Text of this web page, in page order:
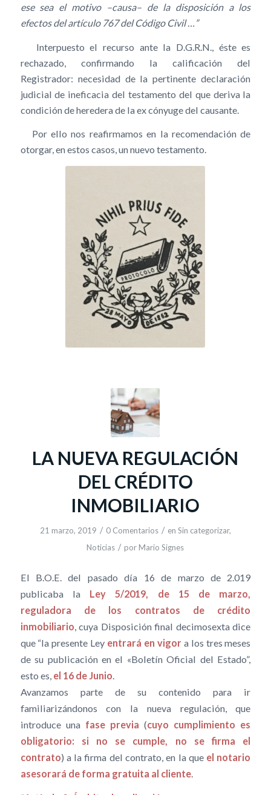
ese sea el motivo –causa– de la disposición a los
efectos del artículo 767 del Código Civil …”
Interpuesto el recurso ante la D.G.R.N., éste es
rechazado, confirmando la calificación del
Registrador: necesidad de la pertinente declaración
judicial de ineficacia del testamento del que deriva la
condición de heredera de la ex cónyuge del causante.
Por ello nos reafirmamos en la recomendación de
otorgar, en estos casos, un nuevo testamento.
LA NUEVA REGULACIÓN
DEL CRÉDITO
INMOBILIARIO
21 marzo, 2019 / 0 Comentarios / en Sin categorizar,
Noticias / por Mario Signes
El B.O.E. del pasado día 16 de marzo de 2.019
publicaba laLey 5/2019, de 15 de marzo,
reguladora de los contratos de crédito
inmobiliario , cuya Disposición final decimosexta dice
que “la presente Ley entrará en vigor a los tres meses
de su publicación en el «Boletín Oficial del Estado”,
esto es, el 16 de Junio
Avanzamos parte de su contenido para ir
familiarizándonos con la nueva regulación, que
introduce unafase previa (cuyo cumplimiento es
obligatorio: si no se cumple, no se firma el
contrato) a la firma del contrato, en la que el notario
asesorará de forma gratuita al cliente.